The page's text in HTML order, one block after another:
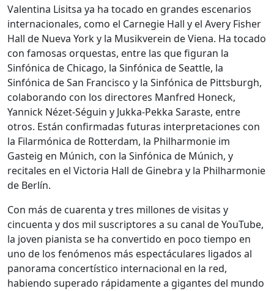
Valentina Lisitsa ya ha tocado en grandes escenarios
internacionales, como el Carnegie Hall y el Avery Fisher
Hall de Nueva York y la Musikverein de Viena. Ha tocado
con famosas orquestas, entre las que figuran la
Sinfónica de Chicago, la Sinfónica de Seattle, la
Sinfónica de San Francisco y la Sinfónica de Pittsburgh,
colaborando con los directores Manfred Honeck,
Yannick Nézet-Séguin y Jukka-Pekka Saraste, entre
otros. Están confirmadas futuras interpretaciones con
la Filarmónica de Rotterdam, la Philharmonie im
Gasteig en Múnich, con la Sinfónica de Múnich, y
recitales en el Victoria Hall de Ginebra y la Philharmonie
de Berlín.
Con más de cuarenta y tres millones de visitas y
cincuenta y dos mil suscriptores a su canal de YouTube,
la joven pianista se ha convertido en poco tiempo en
uno de los fenómenos más espectáculares ligados al
panorama concertístico internacional en la red,
habiendo superado rápidamente a gigantes del mundo